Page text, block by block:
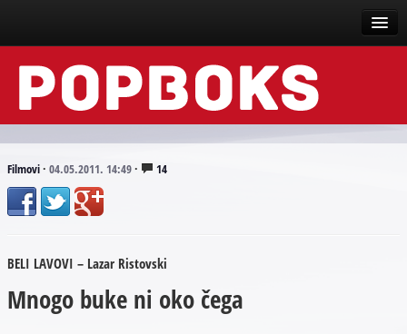
Vesti
Događaji
Tekstovi
Scena
Arhive
Filmovi· 04.05.2011. 14:49· 14
BELI LAVOVI – Lazar Ristovski
Mnogo buke ni oko čega